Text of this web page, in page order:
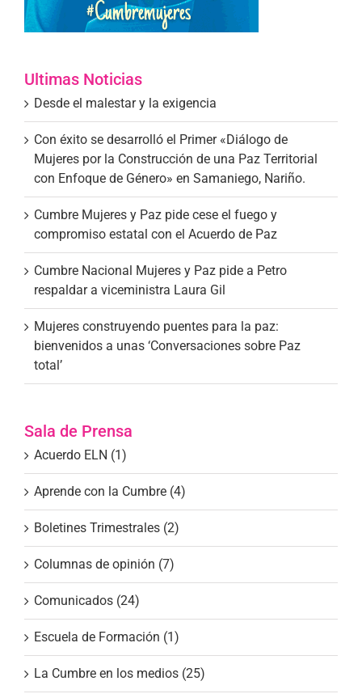
Ultimas Noticias
Desde el malestar y la exigencia
Con éxito se desarrolló el Primer «Diálogo de
Mujeres por la Construcción de una Paz Territorial
con Enfoque de Género» en Samaniego, Nariño.
Cumbre Mujeres y Paz pide cese el fuego y
compromiso estatal con el Acuerdo de Paz
Cumbre Nacional Mujeres y Paz pide a Petro
respaldar a viceministra Laura Gil
Mujeres construyendo puentes para la paz:
bienvenidos a unas ‘Conversaciones sobre Paz
total’
Sala de Prensa
Acuerdo ELN (1)
Aprende con la Cumbre (4)
Boletines Trimestrales (2)
Columnas de opinión (7)
Comunicados (24)
Escuela de Formación (1)
La Cumbre en los medios (25)